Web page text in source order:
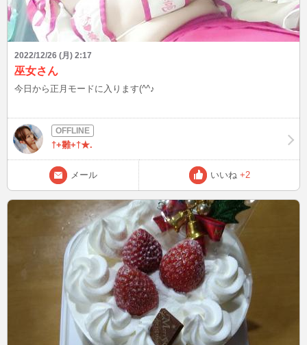
2022/12/26 (月) 2:17
巫女さん
今日から正月モードに入ります(^^♪
†+雛+†★.
メール いいね +2